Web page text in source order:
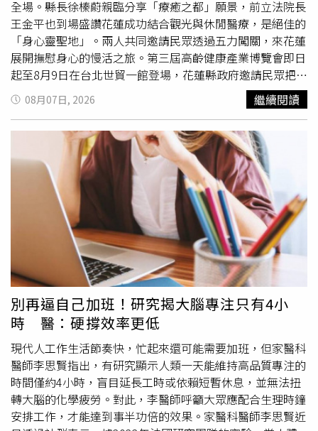
全場。縣長徐榛蔚親臨分享「療癒之都」願景，前立法院長
王金平也到場盛讚花蓮成功結合觀光與休閒醫療，是絕佳的
「身心靈聖地」。兩人共同邀請民眾透過五力闖關，來花蓮
展開撫慰身心的慢活之旅。第三屆高齡健康產業博覽會即日
起至8月9日在台北世貿一館登場，花蓮縣政府邀請民眾把握
週末最後兩天，前往「花蓮‧療癒之境」集章闖關、抽山嵐
號觀光列車車票。(圖片提供／花蓮縣政府)跨界樂聲揭開序
幕，徐榛蔚勾勒「療癒之都」願景本次由花蓮縣政府精心打
造的「花蓮‧療癒之境」主題展區是首日最大亮點！開幕活
動熱鬧非凡，特別邀請跨界樂團「草黎貓」打破音樂疆界，
以東方琵琶的清脆弦音融合西方大提琴的渾厚呢喃，象徵花
蓮自然與人文和諧共鳴，宛如微風拂過縱谷與海浪拍打岸
際，花蓮縣長徐榛蔚與前立法院長王金平都到場力挺，為活
動揭開優雅序幕。前立法院長王金平(右)分享曾在花蓮服役
的回憶，並肯定花蓮結合觀光、休閒與醫療發展，打造療癒
旅遊新亮點。圖右花蓮縣長徐榛蔚。(圖片提供／花蓮縣政
府)前立法院長王金平致詞時回憶，早年曾在花蓮服役並居
住過一個多月，深刻體會到花蓮壯闊山海的得天獨厚，直言
「花蓮人非常有福氣」。他特別讚賞縣長徐榛蔚帶領縣府團
隊，成功將觀光、休閒與醫療產業結合，將花蓮打造成身心
靈的療癒寶地。王金平期盼，未來能進一步將花蓮推廣至國
際，吸引國內外旅客前來觀光、醫療與長住，讓花蓮成為全
球知名的「身心靈聖地」。花蓮縣長徐榛蔚表示，現代人生
活離不開手機，但有多久沒有真正放下手機、重新感受自己
的身體與周遭環境，她提到，從走進「花蓮．療癒之境」時
08月07日, 2026 繼續閱讀
別再逼自己加班！研究揭大腦專注只有4小
時 醫：硬撐效率更低
現代人工作生活節奏快，忙起來還可能需要加班，但家醫科
醫師李思賢指出，有研究顯示人類一天能維持高品質專注的
時間僅約4小時，盲目延長工時或依賴短暫休息，並無法扭
轉大腦的化學疲勞。對此，李醫師呼籲大眾應配合生理時鐘
安排工作，才能達到事半功倍的效果。家醫科醫師李思賢近